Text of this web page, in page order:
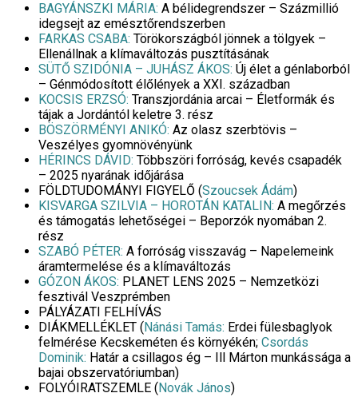
BAGYÁNSZKI MÁRIA: A bélidegrendszer – Százmillió
idegsejt az emésztőrendszerben
FARKAS CSABA: Törökországból jönnek a tölgyek –
Ellenállnak a klímaváltozás pusztításának
SÜTŐ SZIDÓNIA – JUHÁSZ ÁKOS: Új élet a génlaborból
– Génmódosított élőlények a XXI. században
KOCSIS ERZSÓ: Transzjordánia arcai – Életformák és
tájak a Jordántól keletre 3. rész
BÖSZÖRMÉNYI ANIKÓ: Az olasz szerbtövis –
Veszélyes gyomnövényünk
HÉRINCS DÁVID: Többszöri forróság, kevés csapadék
– 2025 nyarának időjárása
FÖLDTUDOMÁNYI FIGYELŐ (Szoucsek Ádám)
KISVARGA SZILVIA – HOROTÁN KATALIN: A megőrzés
és támogatás lehetőségei – Beporzók nyomában 2.
rész
SZABÓ PÉTER: A forróság visszavág – Napelemeink
áramtermelése és a klímaváltozás
GÓZON ÁKOS: PLANET LENS 2025 – Nemzetközi
fesztivál Veszprémben
PÁLYÁZATI FELHÍVÁS
DIÁKMELLÉKLET ( Nánási Tamás: Erdei fülesbaglyok
felmérése Kecskeméten és környékén; Csordás
Dominik: Határ a csillagos ég – Ill Márton munkássága a
bajai obszervatóriumban)
FOLYÓIRATSZEMLE ( Novák János)